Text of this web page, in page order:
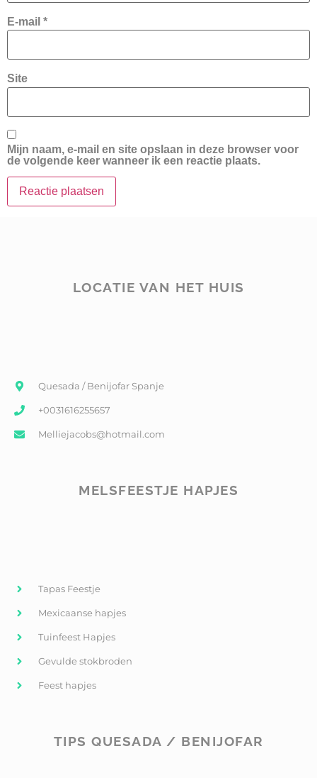
E-mail *
Site
Mijn naam, e-mail en site opslaan in deze browser voor
de volgende keer wanneer ik een reactie plaats.
LOCATIE VAN HET HUIS
Quesada / Benijofar Spanje
+0031616255657
Melliejacobs@hotmail.com
MELSFEESTJE HAPJES
Tapas Feestje
Mexicaanse hapjes
Tuinfeest Hapjes
Gevulde stokbroden
Feest hapjes
TIPS QUESADA / BENIJOFAR